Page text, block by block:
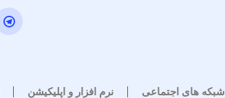
شبکه های اجتماعی نرم افزار و اپلیکیشن